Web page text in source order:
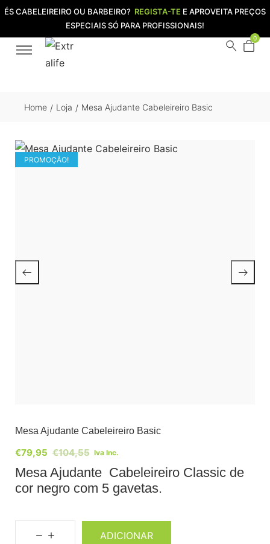
ÉS CABELEIREIRO OU BARBEIRO? REGISTA-TE E APROVEITA PREÇOS
ESPECIAIS SÓ PARA PROFISSIONAIS!
0
Home / Loja / Mesa Ajudante Cabeleireiro Basic
PROMOÇÃO!
Mesa Ajudante Cabeleireiro Basic
€104,55
€79,95 Iva Inc.
Mesa Ajudante Cabeleireiro Classic de
cor negro com 5 gavetas.
ADICIONAR